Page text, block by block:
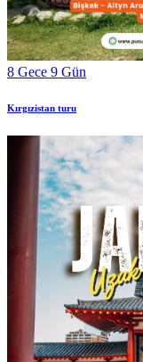
8 Gece 9 Gün
Kırgızistan turu